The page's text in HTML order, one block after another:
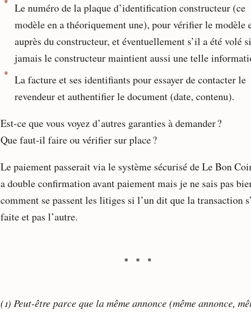
Le numéro de la plaque d’identification constructeur (ce
modèle en a théoriquement une), pour vérifier le modèle
auprès du constructeur, et éventuellement s’il a été volé si
jamais le constructeur maintient aussi une telle
La facture et ses identifiants pour essayer de contacter le
revendeur et authentifier le document (date, contenu).
Est-ce que vous voyez d’autres garanties à demander ?
Que faut-il faire ou vérifier sur place ?
Le paiement passerait via le système sécurisé de Le Bon
a double confirmation avant paiement mais je ne sais pas
comment se passent les litiges si l’un dit que la transaction
faite et pas l’autre.
(1) Peut-être parce que la même annonce (même annonce,